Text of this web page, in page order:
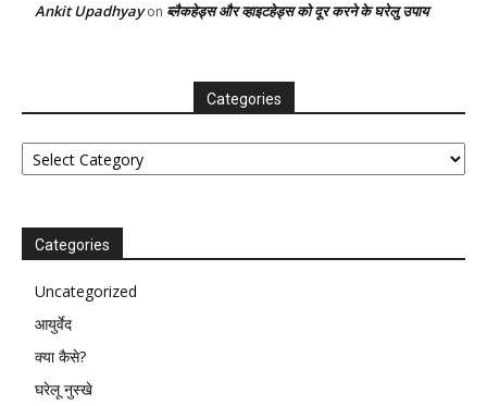
Ankit Upadhyayon ब्लैकहेड्स और व्हाइटहेड्स को दूर करने के घरेलु उपाय
Categories
Categories
Categories
Uncategorized
आयुर्वेद
क्या कैसे?
घरेलू नुस्खे